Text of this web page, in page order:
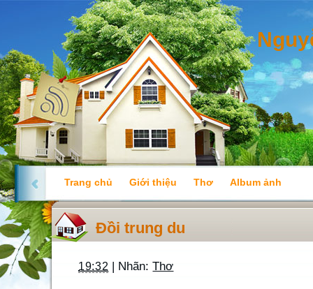
Trang chủ Giới thiệu Thơ Album ảnh
Đồi trung du
19:32 | Nhãn:Thơ